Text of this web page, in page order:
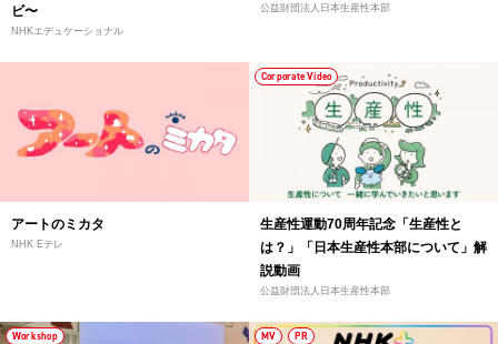
ビ〜
NHKエデュケーショナル
公益財団法人日本生産性本部
アートのミカタ
NHK Eテレ
Corporate Video
生産性運動70周年記念「生産性と
は？」「日本生産性本部について」解
説動画
公益財団法人日本生産性本部
Workshop MV PR